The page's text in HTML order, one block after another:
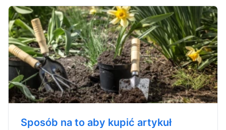
Sposób na to aby kupić artykuł